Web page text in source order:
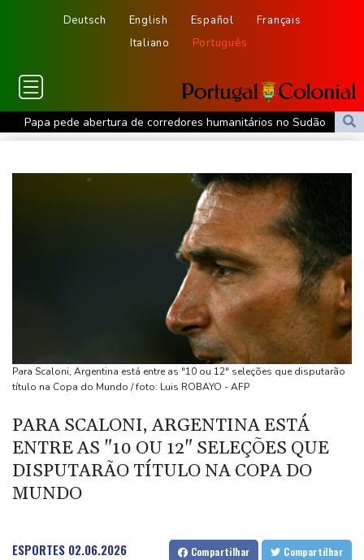
Deutsch English Español
Français
Italiano
Português
Papa pede abertura de corredores humanitários no Sudão
Houthis reivindicam ataques contra refinaria saudita e porto no
Israel 'rejeita' plano dos EUA para Gaza apoiado pelo Hamas
Câncer de Joe Biden se espalhou, anuncia filho
MP do Equador acusa sete supostos idealizadores do
Fifa contra-ataca e denuncia 'um esforço orquestrado para minar
Turistas da Colômbia morrem em acidente de helicóptero no Rio
Atentados marcam primeiro dia do novo governo na Colômbia
Swiatek vence Kostyuk de virada e avança às quartas de final
WTA 1000 de Toronto
Turistas da Colômbia morrem em acidente de helicóptero no Rio
(imprensa)
Para Scaloni, Argentina está entre as "10 ou 12" seleções que disputarão
título na Copa do Mundo / foto: Luis ROBAYO - AFP
PARA SCALONI, ARGENTINA ESTÁ
ENTRE AS "10 OU 12" SELEÇÕES QUE
DISPUTARÃO TÍTULO NA COPA DO
MUNDO
ESPORTES 02.06.2026 Compartilhar Compartilhar